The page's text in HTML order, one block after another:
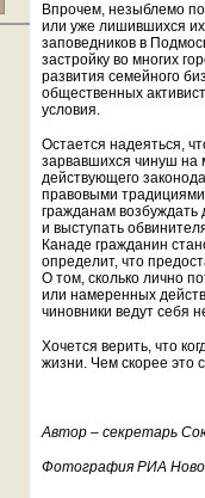
Впрочем, незыблемо
или уже лишившихся
заповедников в
застройку во многих
развития семейного
общественных
условия.
Остается надеяться,
зарвавшихся чинуш на
действующего
правовыми
гражданам возбуждать
и выступать
Канаде гражданин
определит, что
О том, сколько лично
или намеренных
чиновники ведут себя
Хочется верить, что
жизни. Чем скорее это
Автор – секретарь
Фотография РИА